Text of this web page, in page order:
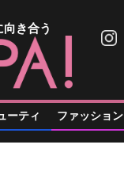
き合う
ーティ ファッション